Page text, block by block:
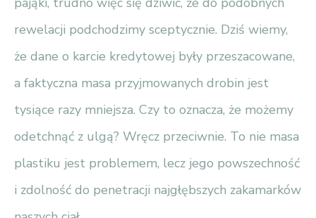
rewelacji podchodzimy sceptycznie. Dziś wiemy,
że dane o karcie kredytowej były przeszacowane,
a faktyczna masa przyjmowanych drobin jest
tysiące razy mniejsza. Czy to oznacza, że możemy
odetchnąć z ulgą? Wręcz przeciwnie. To nie masa
plastiku jest problemem, lecz jego powszechność
i zdolność do penetracji najgłębszych zakamarków